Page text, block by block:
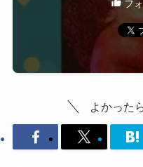
フ
よかった